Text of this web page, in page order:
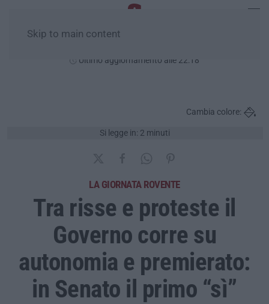
Skip to main content
Ultimo aggiornamento alle 22:18
Si legge in: 2 minuti
Cambia colore:
LA GIORNATA ROVENTE
Tra risse e proteste il
Governo corre su
autonomia e premierato:
in Senato il primo “sì”